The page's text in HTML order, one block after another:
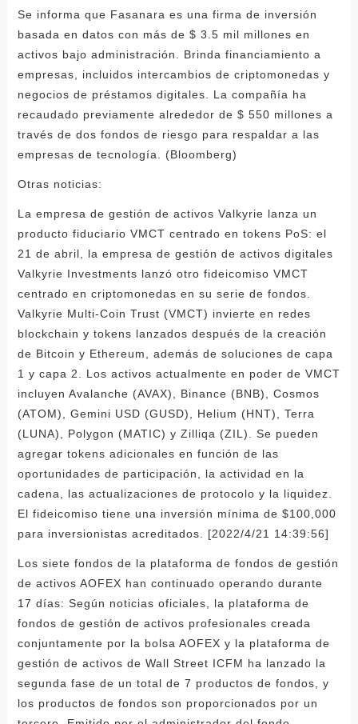
Se informa que Fasanara es una firma de inversión
basada en datos con más de $ 3.5 mil millones en
activos bajo administración. Brinda financiamiento a
empresas, incluidos intercambios de criptomonedas y
negocios de préstamos digitales. La compañía ha
recaudado previamente alrededor de $ 550 millones a
través de dos fondos de riesgo para respaldar a las
empresas de tecnología. (Bloomberg)
Otras noticias:
La empresa de gestión de activos Valkyrie lanza un
producto fiduciario VMCT centrado en tokens PoS: el
21 de abril, la empresa de gestión de activos digitales
Valkyrie Investments lanzó otro fideicomiso VMCT
centrado en criptomonedas en su serie de fondos.
Valkyrie Multi-Coin Trust (VMCT) invierte en redes
blockchain y tokens lanzados después de la creación
de Bitcoin y Ethereum, además de soluciones de capa
1 y capa 2. Los activos actualmente en poder de VMCT
incluyen Avalanche (AVAX), Binance (BNB), Cosmos
(ATOM), Gemini USD (GUSD), Helium (HNT), Terra
(LUNA), Polygon (MATIC) y Zilliqa (ZIL). Se pueden
agregar tokens adicionales en función de las
oportunidades de participación, la actividad en la
cadena, las actualizaciones de protocolo y la liquidez.
El fideicomiso tiene una inversión mínima de $100,000
para inversionistas acreditados. [2022/4/21 14:39:56]
Los siete fondos de la plataforma de fondos de gestión
de activos AOFEX han continuado operando durante
17 días: Según noticias oficiales, la plataforma de
fondos de gestión de activos profesionales creada
conjuntamente por la bolsa AOFEX y la plataforma de
gestión de activos de Wall Street ICFM ha lanzado la
segunda fase de un total de 7 productos de fondos, y
los productos de fondos son proporcionados por un